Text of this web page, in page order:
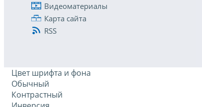
Видеоматериалы
Карта сайта
RSS
Цвет шрифта и фона
Обычный
Контрастный